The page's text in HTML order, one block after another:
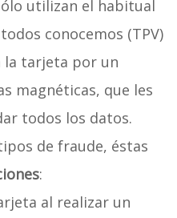
utilizan el habitual
conocemos (TPV)
la tarjeta por un
magnéticas, que les
todos los datos.
de fraude, éstas
:
al realizar un